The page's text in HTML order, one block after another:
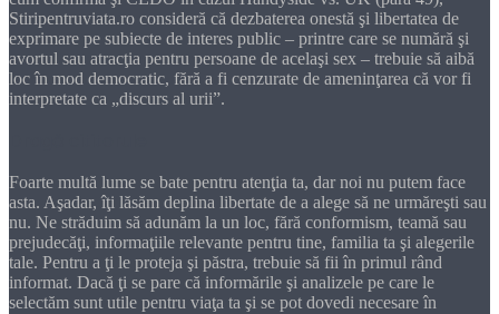
Stiripentruviata.ro consideră că dezbaterea onestă şi libertatea de
exprimare pe subiecte de interes public – printre care se numără şi
avortul sau atracţia pentru persoane de acelaşi sex – trebuie să aibă
loc în mod democratic, fără a fi cenzurate de ameninţarea că vor fi
interpretate ca „discurs al urii”.
Foarte multă lume se bate pentru atenţia ta, dar noi nu putem face
asta. Aşadar, îţi lăsăm deplina libertate de a alege să ne urmăreşti sau
nu. Ne străduim să adunăm la un loc, fără conformism, teamă sau
prejudecăţi, informaţiile relevante pentru tine, familia ta şi alegerile
tale. Pentru a ţi le proteja şi păstra, trebuie să fii în primul rând
informat. Dacă ţi se pare că informările şi analizele pe care le
selectăm sunt utile pentru viaţa ta şi se pot dovedi necesare în